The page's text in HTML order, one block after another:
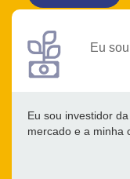
Eu
Eu sou investidor
mercado e a minha